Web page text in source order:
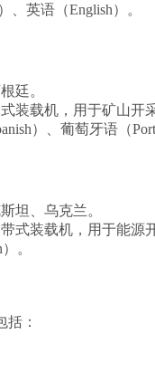
、英语（English）。
廷。
装载机，用于矿山开
）、葡萄牙语（
坦、乌克兰。
式装载机，用于能源
。
：